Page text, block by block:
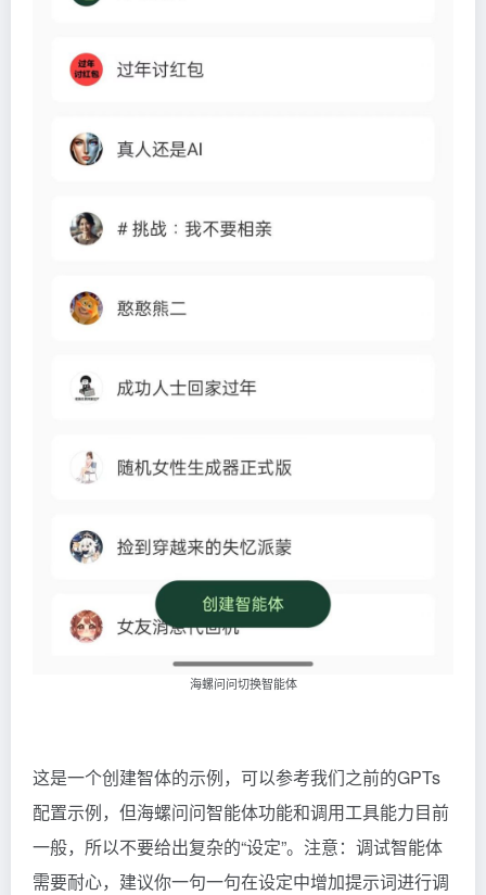
海螺问问切换智能体
这是一个创建智体的示例，可以参考我们之前的GPTs
配置示例，但海螺问问智能体功能和调用工具能力目前
一般，所以不要给出复杂的“设定”。注意：调试智能体
需要耐心，建议你一句一句在设定中增加提示词进行调